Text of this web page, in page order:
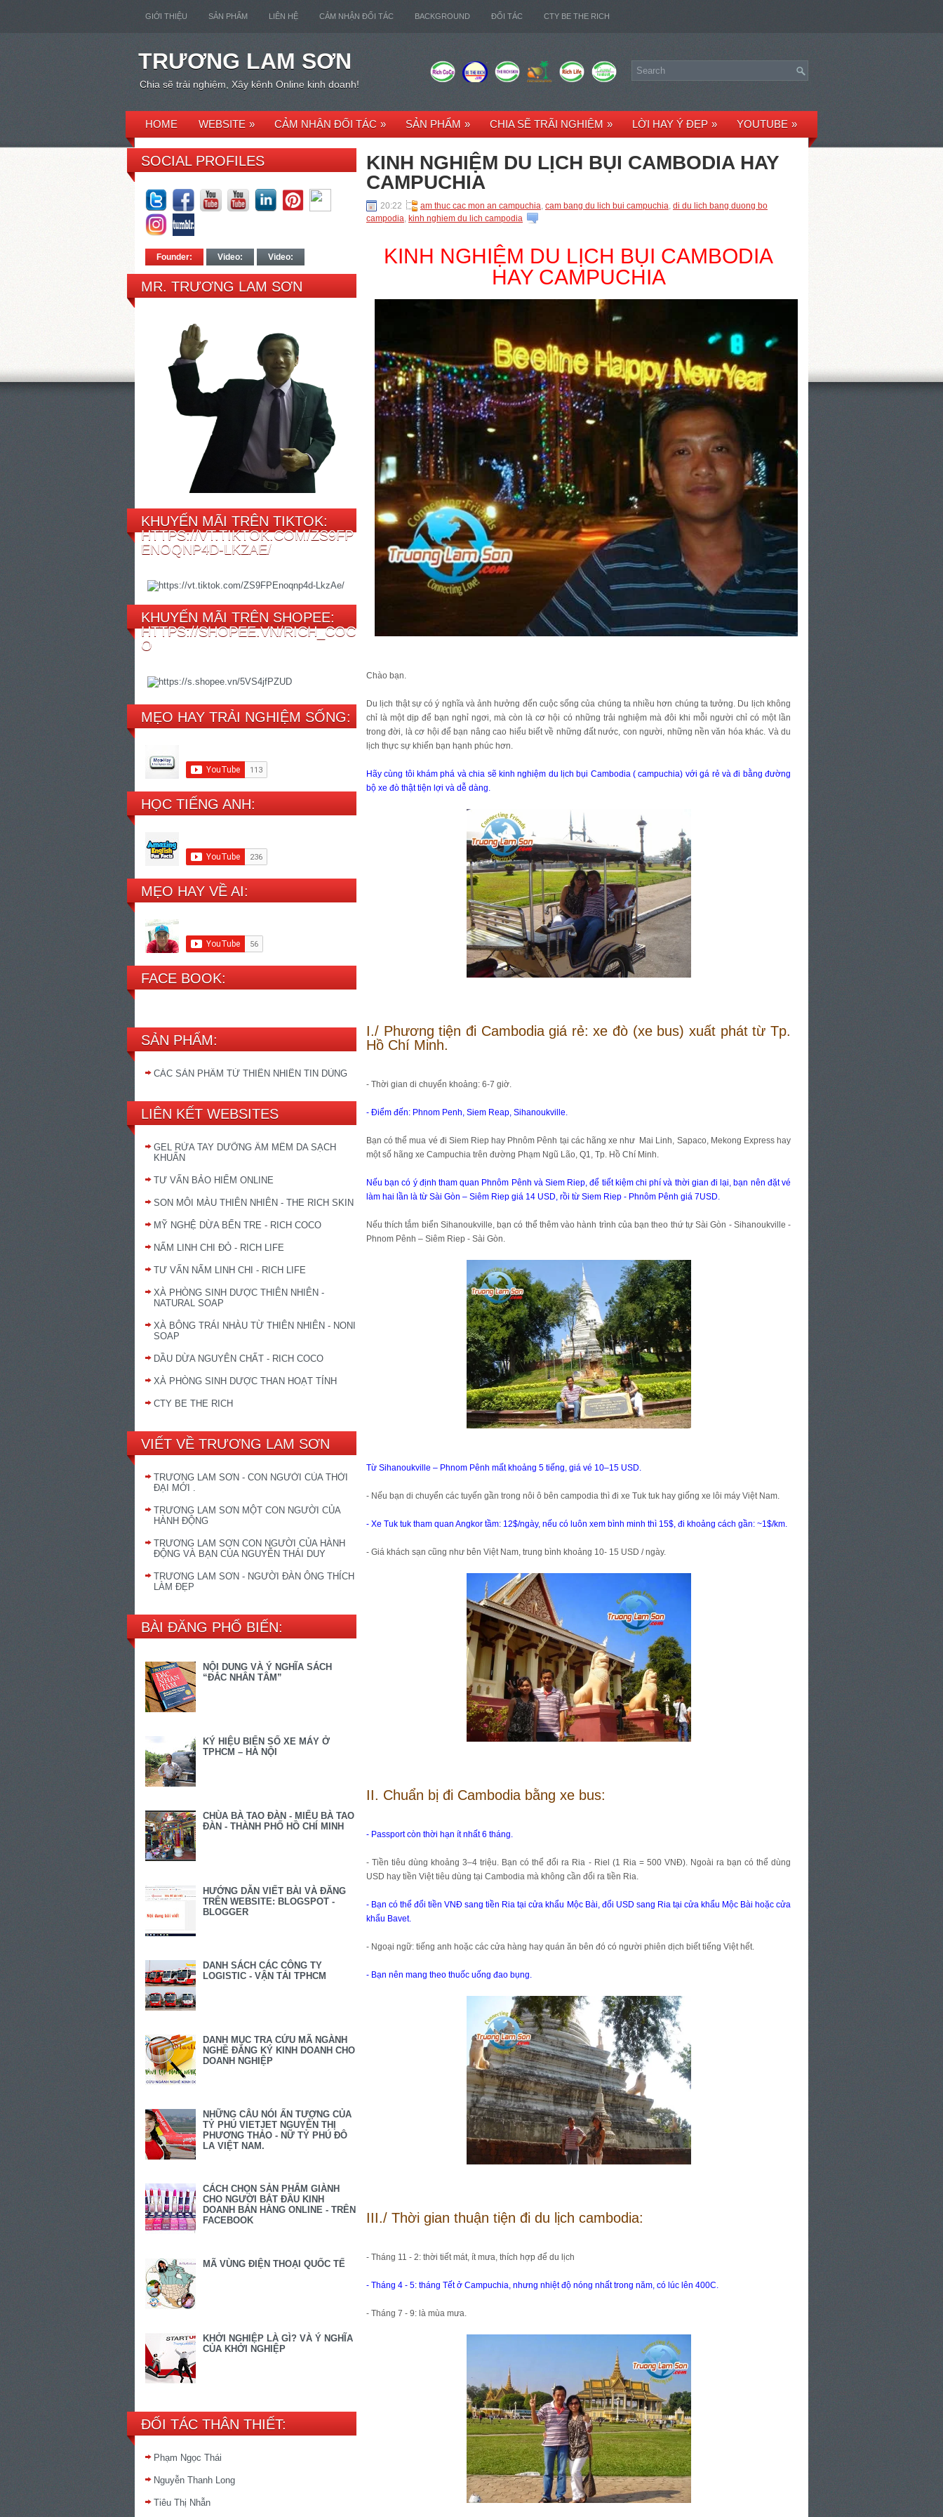
GIỚI THIỆU SẢN PHẨM LIÊN HỆ CẢM NHẬN ĐỐI TÁC BACKGROUND ĐỐI TÁC CTY BE THE RICH
TRƯƠNG LAM SƠN
Chia sẽ trải nghiệm, Xây kênh Online kinh doanh!
HOME WEBSITE » CẢM NHẬN ĐỐI TÁC » SẢN PHẨM » CHIA SẼ TRÃI NGHIỆM » LỜI HAY Ý ĐẸP » YOUTUBE »
SOCIAL PROFILES
Founder: Video: Video:
MR. TRƯƠNG LAM SƠN
KHUYẾN MÃI TRÊN TIKTOK:
HTTPS://VT.TIKTOK.COM/ZS9FP
ENOQNP4D-LKZAE/
KHUYẾN MÃI TRÊN SHOPEE:
HTTPS://SHOPEE.VN/RICH_COC
O
MẸO HAY TRẢI NGHIỆM SỐNG:
HỌC TIẾNG ANH:
MẸO HAY VỀ AI:
FACE BOOK:
SẢN PHẨM:
CÁC SẢN PHẨM TỪ THIÊN NHIÊN TIN DÙNG
LIÊN KẾT WEBSITES
GEL RỬA TAY DƯỠNG ẨM MỀM DA SẠCH
KHUẨN
TƯ VẤN BẢO HIỂM ONLINE
SON MÔI MÀU THIÊN NHIÊN - THE RICH SKIN
MỸ NGHỆ DỪA BẾN TRE - RICH COCO
NẤM LINH CHI ĐỎ - RICH LIFE
TƯ VẤN NẤM LINH CHI - RICH LIFE
XÀ PHÒNG SINH DƯỢC THIÊN NHIÊN -
NATURAL SOAP
XÀ BÔNG TRÁI NHÀU TỪ THIÊN NHIÊN - NONI
SOAP
DẦU DỪA NGUYÊN CHẤT - RICH COCO
XÀ PHÒNG SINH DƯỢC THAN HOẠT TÍNH
CTY BE THE RICH
VIẾT VỀ TRƯƠNG LAM SƠN
TRƯƠNG LAM SƠN - CON NGƯỜI CỦA THỜI
ĐẠI MỚI .
TRƯƠNG LAM SƠN MỘT CON NGƯỜI CỦA
HÀNH ĐỘNG
TRƯƠNG LAM SƠN CON NGƯỜI CỦA HÀNH
ĐỘNG VÀ BẠN CỦA NGUYỄN THÁI DUY
TRƯƠNG LAM SƠN - NGƯỜI ĐÀN ÔNG THÍCH
LÀM ĐẸP
BÀI ĐĂNG PHỔ BIẾN:
NỘI DUNG VÀ Ý NGHĨA SÁCH
“ĐẮC NHÂN TÂM”
KÝ HIỆU BIỂN SỐ XE MÁY Ở
TPHCM – HÀ NỘI
CHÙA BÀ TAO ĐÀN - MIẾU BÀ TAO
ĐÀN - THÀNH PHỐ HỒ CHÍ MINH
HƯỚNG DẪN VIẾT BÀI VÀ ĐĂNG
TRÊN WEBSITE: BLOGSPOT -
BLOGGER
DANH SÁCH CÁC CÔNG TY
LOGISTIC - VẬN TẢI TPHCM
DANH MỤC TRA CỨU MÃ NGÀNH
NGHỀ ĐĂNG KÝ KINH DOANH CHO
DOANH NGHIỆP
NHỮNG CÂU NÓI ẤN TƯỢNG CỦA
TỶ PHÚ VIETJET NGUYỄN THỊ
PHƯƠNG THẢO - NỮ TỶ PHÚ ĐÔ
LA VIỆT NAM.
CÁCH CHỌN SẢN PHẨM GIÀNH
CHO NGƯỜI BẮT ĐẦU KINH
DOANH BÁN HÀNG ONLINE - TRÊN
FACEBOOK
MÃ VÙNG ĐIỆN THOẠI QUỐC TẾ
KHỞI NGHIỆP LÀ GÌ? VÀ Ý NGHĨA
CỦA KHỞI NGHIỆP
ĐỐI TÁC THÂN THIẾT:
Phạm Ngọc Thái
Nguyễn Thanh Long
Tiêu Thị Nhẫn
KINH NGHIỆM DU LỊCH BỤI CAMBODIA HAY
CAMPUCHIA
20:22 am thuc cac mon an campuchia, cam bang du lich bui campuchia, di du lich bang duong bo
campodia, kinh nghiem du lich campodia
KINH NGHIỆM DU LỊCH BỤI CAMBODIA
HAY CAMPUCHIA
Chào bạn.
Du lịch thật sự có ý nghĩa và ảnh hưởng đến cuộc sống của chúng ta nhiều hơn chúng ta tưởng. Du lịch không
chỉ là một dịp để bạn nghỉ ngơi, mà còn là cơ hội có những trải nghiệm mà đôi khi mỗi người chỉ có một lần
trong đời, là cơ hội để bạn nâng cao hiểu biết về những đất nước, con người, những nền văn hóa khác. Và du
lịch thực sự khiến bạn hạnh phúc hơn.
Hãy cùng tôi khám phá và chia sẽ kinh nghiệm du lịch bụi Cambodia ( campuchia) với gá rẻ và đi bằng đường
bộ xe đò thật tiện lợi và dễ dàng.
I./ Phương tiện đi Cambodia giá rẻ: xe đò (xe bus) xuất phát từ Tp.
Hồ Chí Minh.
- Thời gian di chuyển khoảng: 6-7 giờ.
- Điểm đến: Phnom Penh, Siem Reap, Sihanoukville.
Bạn có thể mua vé đi Siem Riep hay Phnôm Pênh tại các hãng xe như Mai Linh, Sapaco, Mekong Express hay
một số hãng xe Campuchia trên đường Phạm Ngũ Lão, Q1, Tp. Hồ Chí Minh.
Nếu bạn có ý định tham quan Phnôm Pênh và Siem Riep, để tiết kiệm chi phí và thời gian đi lại, bạn nên đặt vé
làm hai lần là từ Sài Gòn – Siêm Riep giá 14 USD, rồi từ Siem Riep - Phnôm Pênh giá 7USD.
Nếu thích tắm biển Sihanoukville, bạn có thể thêm vào hành trình của bạn theo thứ tự Sài Gòn - Sihanoukville -
Phnom Pênh – Siêm Riep - Sài Gòn.
Từ Sihanoukville – Phnom Pênh mất khoảng 5 tiếng, giá vé 10–15 USD.
- Nếu bạn di chuyển các tuyến gần trong nôi ô bên campodia thì đi xe Tuk tuk hay giống xe lôi máy Việt Nam.
- Xe Tuk tuk tham quan Angkor tầm: 12$/ngày, nếu có luôn xem bình minh thì 15$, đi khoảng cách gần: ~1$/km.
- Giá khách sạn cũng như bên Việt Nam, trung bình khoảng 10- 15 USD / ngày.
II. Chuẩn bị đi Cambodia bằng xe bus:
- Passport còn thời hạn ít nhất 6 tháng.
- Tiền tiêu dùng khoảng 3–4 triệu. Bạn có thể đổi ra Ria - Riel (1 Ria = 500 VNĐ). Ngoài ra bạn có thể dùng
USD hay tiền Việt tiêu dùng tại Cambodia mà không cần đổi ra tiền Ria.
- Bạn có thể đổi tiền VNĐ sang tiền Ria tại cửa khẩu Mộc Bài, đổi USD sang Ria tại cửa khẩu Mộc Bài hoặc cửa
khẩu Bavet.
- Ngoại ngữ: tiếng anh hoặc các cửa hàng hay quán ăn bên đó có người phiên dịch biết tiếng Việt hết.
- Bạn nên mang theo thuốc uống đao bụng.
III./ Thời gian thuận tiện đi du lịch cambodia:
- Tháng 11 - 2: thời tiết mát, ít mưa, thích hợp để du lịch
- Tháng 4 - 5: tháng Tết ở Campuchia, nhưng nhiệt độ nóng nhất trong năm, có lúc lên 400C.
- Tháng 7 - 9: là mùa mưa.